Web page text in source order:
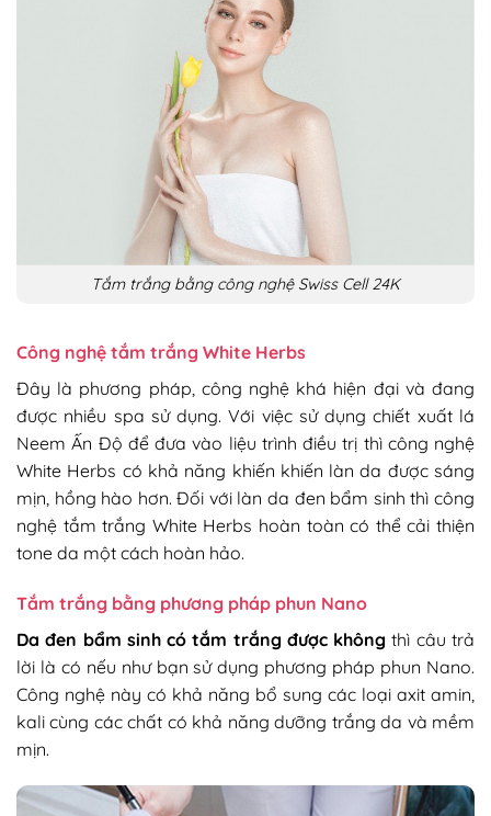
Tắm trắng bằng công nghệ Swiss Cell 24K
Công nghệ tắm trắng White Herbs
Đây là phương pháp, công nghệ khá hiện đại và đang
được nhiều spa sử dụng. Với việc sử dụng chiết xuất lá
Neem Ấn Độ để đưa vào liệu trình điều trị thì công nghệ
White Herbs có khả năng khiến khiến làn da được sáng
mịn, hồng hào hơn. Đối với làn da đen bẩm sinh thì công
nghệ tắm trắng White Herbs hoàn toàn có thể cải thiện
tone da một cách hoàn hảo.
Tắm trắng bằng phương pháp phun Nano
Da đen bẩm sinh có tắm trắng được không thì câu trả
lời là có nếu như bạn sử dụng phương pháp phun Nano.
Công nghệ này có khả năng bổ sung các loại axit amin,
kali cùng các chất có khả năng dưỡng trắng da và mềm
mịn.